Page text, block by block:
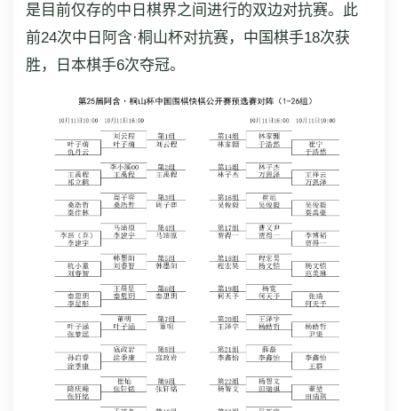
是目前仅存的中日棋界之间进行的双边对抗赛。此
前24次中日阿含·桐山杯对抗赛，中国棋手18次获
胜，日本棋手6次夺冠。